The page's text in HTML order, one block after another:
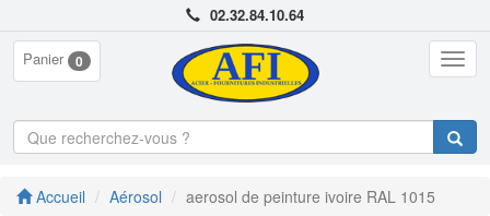
02.32.84.10.64
Panier 0
Accueil Aérosol aerosol de peinture ivoire RAL 1015